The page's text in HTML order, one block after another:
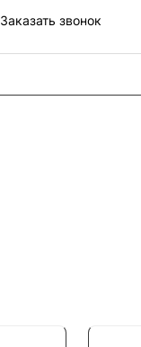
Заказать звонок